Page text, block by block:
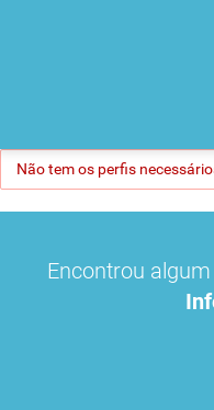
Não tem os perfis
Encontrou